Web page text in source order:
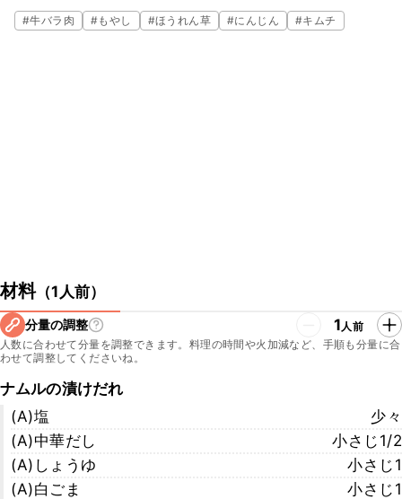
れる一品ですよ。召し上がる時、とても熱くなるので火傷にお気をつ
けくださいね。
#牛バラ肉 #もやし #ほうれん草 #にんじん #キムチ
材料（1人前）
分量の調整 1人前
人数に合わせて分量を調整できます。料理の時間や火加減など、手順も分量に合
わせて調整してくださいね。
ナムルの漬けだれ
(A)塩
少々
(A)中華だし
小さじ1/2
(A)しょうゆ
小さじ1
(A)白ごま
小さじ1